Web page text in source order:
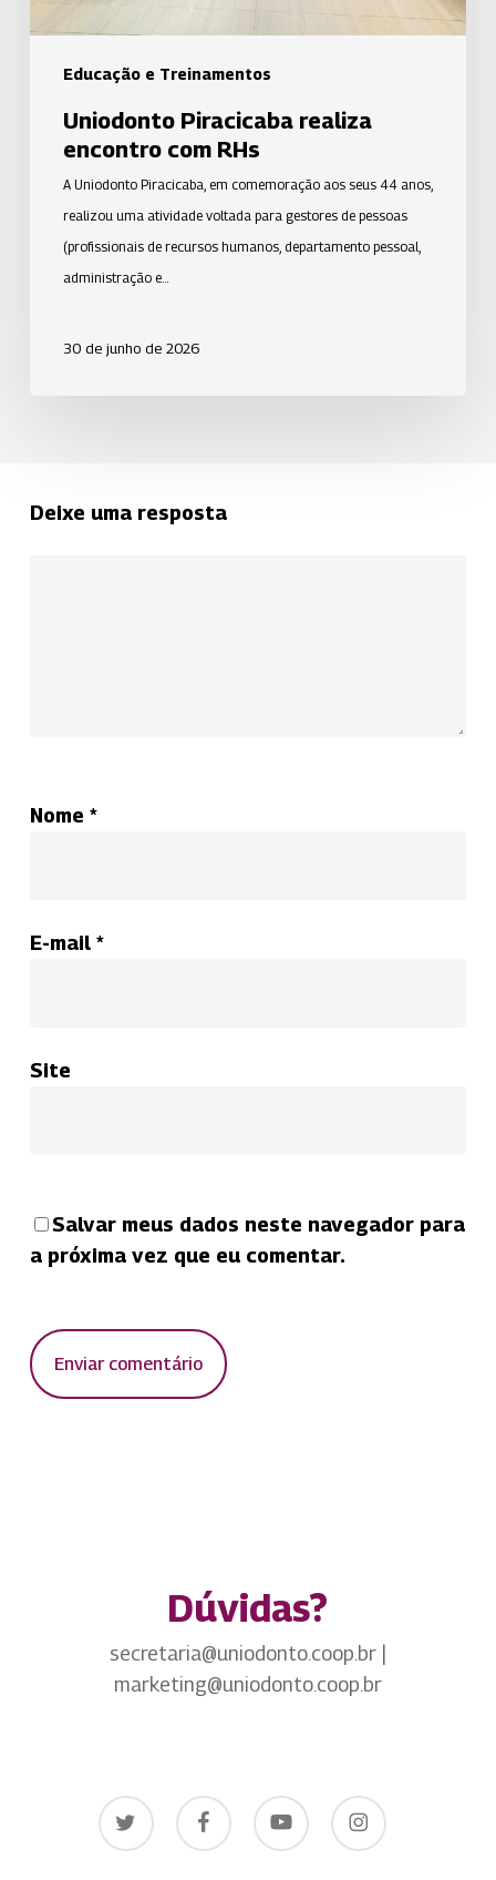
Educação e Treinamentos
Uniodonto Piracicaba realiza
encontro com RHs
A Uniodonto Piracicaba, em comemoração aos seus 44 anos,
realizou uma atividade voltada para gestores de pessoas
(profissionais de recursos humanos, departamento pessoal,
administração e…
30 de junho de 2026
Deixe uma resposta
Nome *
E-mail *
Site
Salvar meus dados neste navegador para
a próxima vez que eu comentar.
Dúvidas?
secretaria@uniodonto.coop.br |
marketing@uniodonto.coop.br
twitter facebook youtube instagram